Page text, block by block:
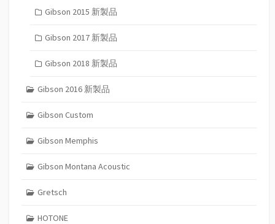
Gibson 2015 新製品
Gibson 2017 新製品
Gibson 2018 新製品
Gibson 2016 新製品
Gibson Custom
Gibson Memphis
Gibson Montana Acoustic
Gretsch
HOTONE